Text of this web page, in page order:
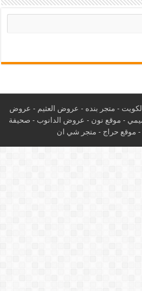
- متجر بنده - عروض العثيم - عروض
- موقع نون - عروض الدانوب - صحيفة
- موقع حراج - متجر شي ان